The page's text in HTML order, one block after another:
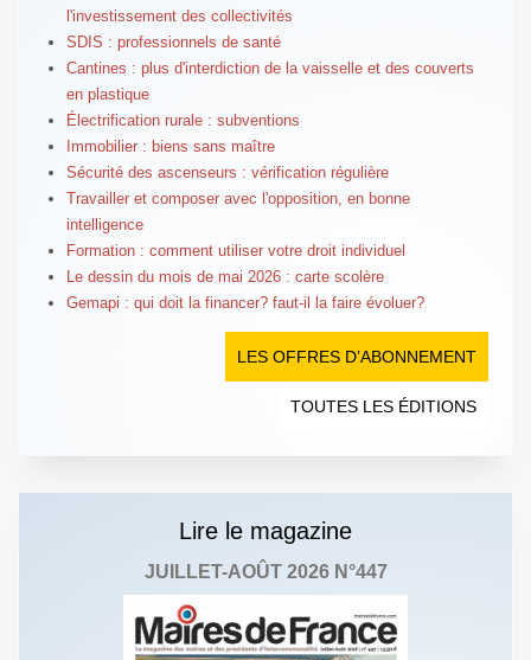
l'investissement des collectivités
SDIS : professionnels de santé
Cantines : plus d'interdiction de la vaisselle et des couverts
en plastique
Électrification rurale : subventions
Immobilier : biens sans maître
Sécurité des ascenseurs : vérification régulière
Travailler et composer avec l'opposition, en bonne
intelligence
Formation : comment utiliser votre droit individuel
Le dessin du mois de mai 2026 : carte scolère
Gemapi : qui doit la financer? faut-il la faire évoluer?
LES OFFRES D’ABONNEMENT
TOUTES LES ÉDITIONS
Lire le magazine
JUILLET-AOÛT 2026 N°447